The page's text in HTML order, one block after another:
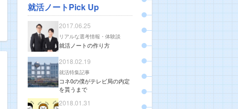
就活ノートPick Up
2017.06.25
リアルな選考情報・体験談
就活ノートの作り方
2018.02.19
就活特集記事
コネ0の僕がテレビ局の内定
を貰うまで
2018.01.31